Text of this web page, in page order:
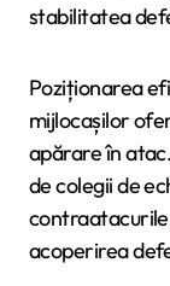
stabilitatea
Poziționarea
mijlocașilor
apărare în
de colegii de
acoperirea